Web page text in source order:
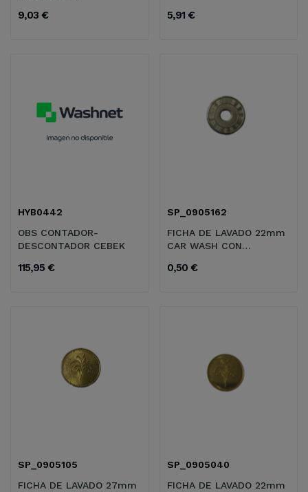
9,03 € 5,91 €
HYB0442
OBS CONTADOR-
DESCONTADOR CEBEK
115,95 €
SP_0905162
FICHA DE LAVADO 22mm
CAR WASH CON
0,50 €
SP_0905105
FICHA DE LAVADO 27mm
SP_0905040
FICHA DE LAVADO 22mm